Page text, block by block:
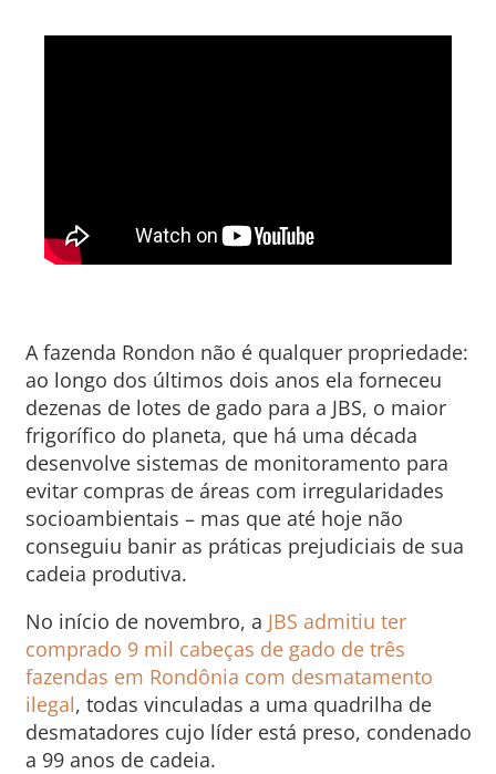
A fazenda Rondon não é qualquer propriedade:
ao longo dos últimos dois anos ela forneceu
dezenas de lotes de gado para a JBS, o maior
frigorífico do planeta, que há uma década
desenvolve sistemas de monitoramento para
evitar compras de áreas com irregularidades
socioambientais – mas que até hoje não
conseguiu banir as práticas prejudiciais de sua
cadeia produtiva.
No início de novembro, a JBS admitiu ter
comprado 9 mil cabeças de gado de três
fazendas em Rondônia com desmatamento
ilegal, todas vinculadas a uma quadrilha de
desmatadores cujo líder está preso, condenado
a 99 anos de cadeia.